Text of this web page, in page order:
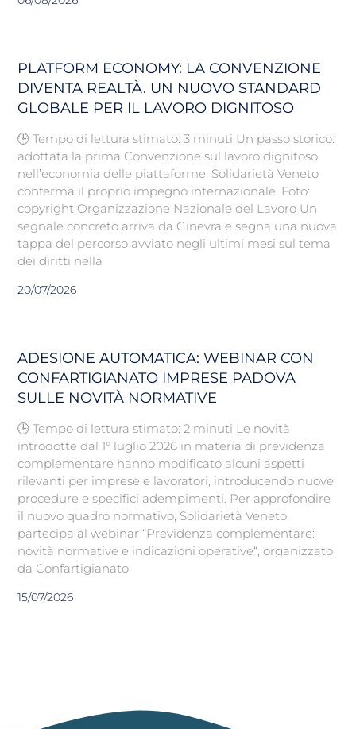
PLATFORM ECONOMY: LA CONVENZIONE
DIVENTA REALTÀ. UN NUOVO STANDARD
GLOBALE PER IL LAVORO DIGNITOSO
🕒 Tempo di lettura stimato: 3 minuti Un passo storico:
adottata la prima Convenzione sul lavoro dignitoso
nell’economia delle piattaforme. Solidarietà Veneto
conferma il proprio impegno internazionale. Foto:
copyright Organizzazione Nazionale del Lavoro Un
segnale concreto arriva da Ginevra e segna una nuova
tappa del percorso avviato negli ultimi mesi sul tema
dei diritti nella
20/07/2026
ADESIONE AUTOMATICA: WEBINAR CON
CONFARTIGIANATO IMPRESE PADOVA
SULLE NOVITÀ NORMATIVE
🕒 Tempo di lettura stimato: 2 minuti Le novità
introdotte dal 1° luglio 2026 in materia di previdenza
complementare hanno modificato alcuni aspetti
rilevanti per imprese e lavoratori, introducendo nuove
procedure e specifici adempimenti. Per approfondire
il nuovo quadro normativo, Solidarietà Veneto
partecipa al webinar “Previdenza complementare:
novità normative e indicazioni operative“, organizzato
da Confartigianato
15/07/2026